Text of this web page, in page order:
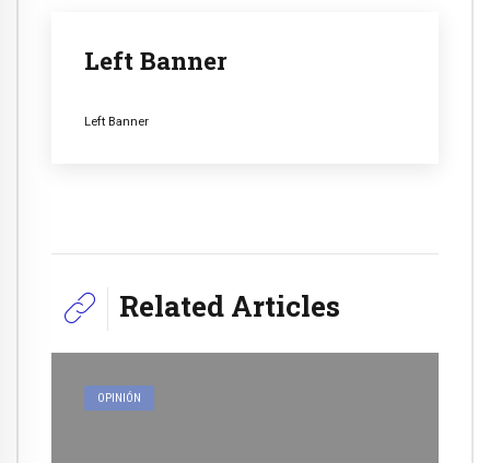
Left Banner
Left Banner
Related Articles
OPINIÓN